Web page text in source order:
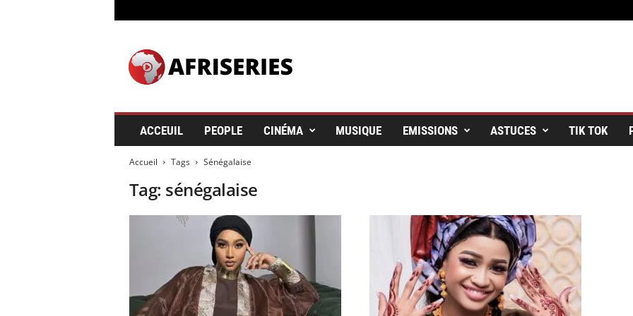
ACCEUIL PEOPLE CINÉMA MUSIQUE EMISSIONS ASTUCES TIK TOK
Accueil Tags Sénégalaise
Tag: sénégalaise